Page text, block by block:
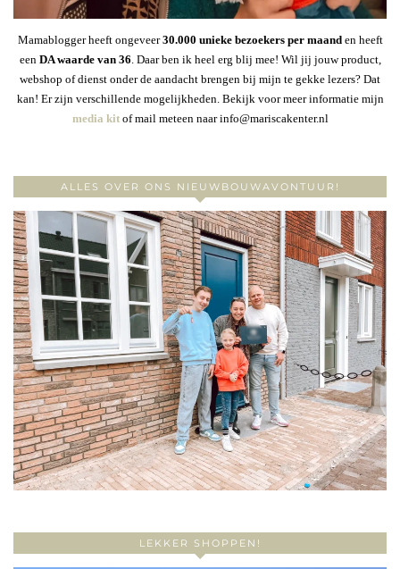
Mamablogger heeft ongeveer30.000 unieke bezoekers per maanden heeft
een DA waarde van 36 . Daar ben ik heel erg blij mee! Wil jij jouw product,
webshop of dienst onder de aandacht brengen bij mijn te gekke lezers? Dat
kan! Er zijn verschillende mogelijkheden. Bekijk voor meer informatie mijn
media kitof mail meteen naar info@mariscakenter.nl
ALLES OVER ONS NIEUWBOUWAVONTUUR!
LEKKER SHOPPEN!